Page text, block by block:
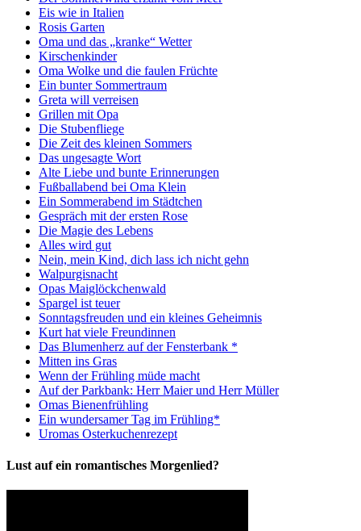
Eis wie in Italien
Rosis Garten
Oma und das „kranke“ Wetter
Kirschenkinder
Oma Wolke und die faulen Früchte
Ein bunter Sommertraum
Greta will verreisen
Grillen mit Opa
Die Stubenfliege
Die Zeit des kleinen Sommers
Das ungesagte Wort
Alte Liebe und bunte Erinnerungen
Fußballabend bei Oma Klein
Ein Sommerabend im Städtchen
Gespräch mit der ersten Rose
Die Magie des Lebens
Alles wird gut
Nein, mein Kind, dich lass ich nicht gehn
Walpurgisnacht
Opas Maiglöckchenwald
Spargel ist teuer
Sonntagsfreuden und ein kleines Geheimnis
Kurt hat viele Freundinnen
Das Blumenherz auf der Fensterbank *
Mitten ins Gras
Wenn der Frühling müde macht
Auf der Parkbank: Herr Maier und Herr Müller
Omas Bienenfrühling
Ein wundersamer Tag im Frühling*
Uromas Osterkuchenrezept
Lust auf ein romantisches Morgenlied?